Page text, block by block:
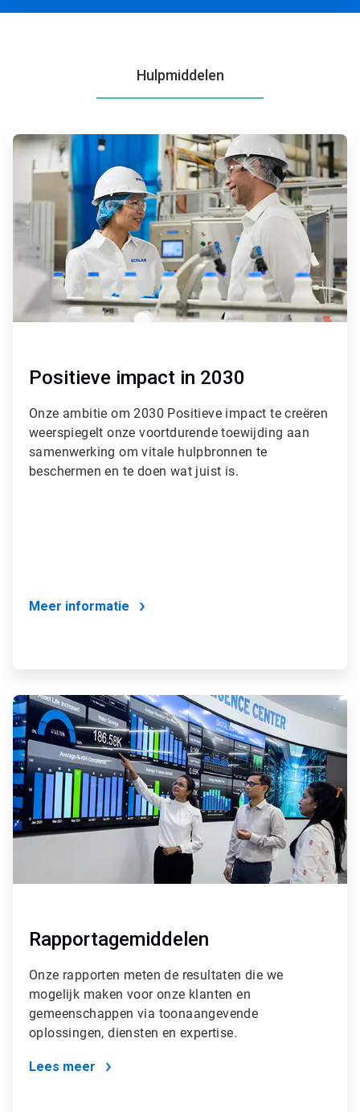
Hulpmiddelen
ArticleTile
Positieve impact in 2030
Onze ambitie om 2030 Positieve impact te creëren
weerspiegelt onze voortdurende toewijding aan
samenwerking om vitale hulpbronnen te
beschermen en te doen wat juist is.
Meer informatie
ArticleTile
2
ˑ
2
Rapportagemiddelen
Onze rapporten meten de resultaten die we
mogelijk maken voor onze klanten en
gemeenschappen via toonaangevende
oplossingen, diensten en expertise.
Lees meer